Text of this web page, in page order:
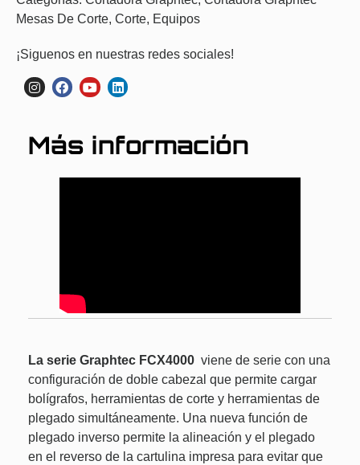
Mesas De Corte, Corte, Equipos
¡Siguenos en nuestras redes sociales!
Más información
La serie Graphtec FCX4000 viene de serie con una
configuración de doble cabezal que permite cargar
bolígrafos, herramientas de corte y herramientas de
plegado simultáneamente. Una nueva función de
plegado inverso permite la alineación y el plegado
en el reverso de la cartulina impresa para evitar que